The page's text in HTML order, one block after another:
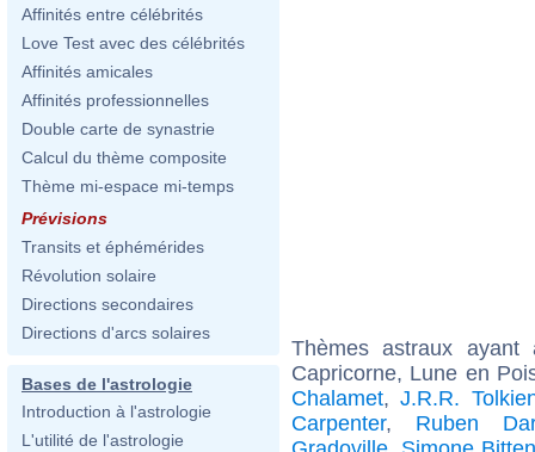
Affinités entre célébrités
Love Test avec des célébrités
Affinités amicales
Affinités professionnelles
Double carte de synastrie
Calcul du thème composite
Thème mi-espace mi-temps
Prévisions
Transits et éphémérides
Révolution solaire
Directions secondaires
Directions d'arcs solaires
Bases de l'astrologie
Introduction à l'astrologie
L'utilité de l'astrologie
Thèmes astraux
Capricorne, Lune en
Chalamet,J.R.R.
Carpenter, Ruben